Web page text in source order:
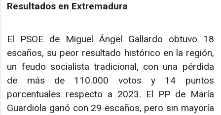
Resultados en Extremadura
El PSOE de Miguel Ángel Gallardo obtuvo 18
escaños, su peor resultado histórico en la región,
un feudo socialista tradicional, con una pérdida
de más de 110.000 votos y 14 puntos
porcentuales respecto a 2023. El PP de María
Guardiola ganó con 29 escaños, pero sin mayoría